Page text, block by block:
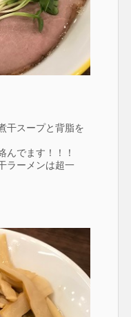
干スープと背脂を
んでます！！！
ラーメンは超一